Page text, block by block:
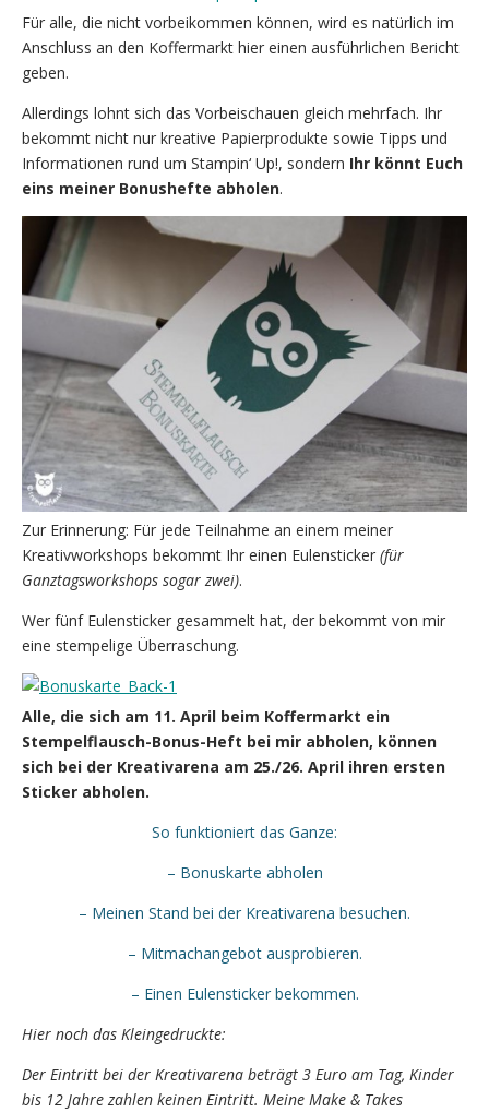
Für alle, die nicht vorbeikommen können, wird es natürlich im
Anschluss an den Koffermarkt hier einen ausführlichen Bericht
geben.
Allerdings lohnt sich das Vorbeischauen gleich mehrfach. Ihr
bekommt nicht nur kreative Papierprodukte sowie Tipps und
Informationen rund um Stampin‘ Up!, sondern Ihr könnt Euch
eins meiner Bonushefte abholen.
Zur Erinnerung: Für jede Teilnahme an einem meiner
Kreativworkshops bekommt Ihr einen Eulensticker (für
Ganztagsworkshops sogar zwei).
Wer fünf Eulensticker gesammelt hat, der bekommt von mir
eine stempelige Überraschung.
Alle, die sich am 11. April beim Koffermarkt ein
Stempelflausch-Bonus-Heft bei mir abholen, können
sich bei der Kreativarena am 25./26. April ihren ersten
Sticker abholen.
So funktioniert das Ganze:
– Bonuskarte abholen
– Meinen Stand bei der Kreativarena besuchen.
– Mitmachangebot ausprobieren.
– Einen Eulensticker bekommen.
Hier noch das Kleingedruckte:
Der Eintritt bei der Kreativarena beträgt 3 Euro am Tag, Kinder
bis 12 Jahre zahlen keinen Eintritt. Meine Make & Takes